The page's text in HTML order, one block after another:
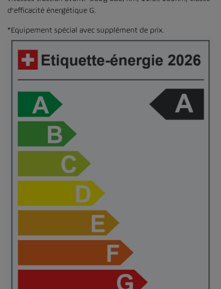
d'efficacité énergétique G.
*Equipement spécial avec supplément de prix.